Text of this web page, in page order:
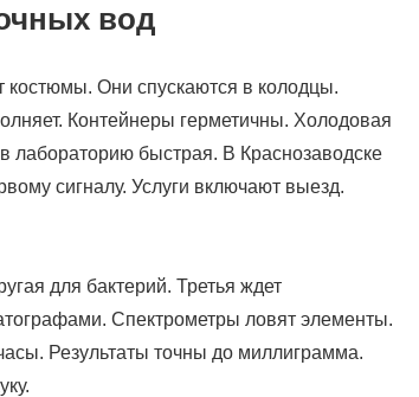
вод
Они спускаются в колодцы.
Контейнеры герметичны. Холодовая
лабораторию быстрая. В Краснозаводске
сигналу. Услуги включают выезд.
для бактерий. Третья ждет
Спектрометры ловят элементы.
Результаты точны до миллиграмма.